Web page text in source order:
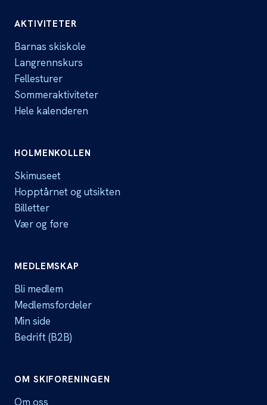
AKTIVITETER
Barnas skiskole
Langrennskurs
Fellesturer
Sommeraktiviteter
Hele kalenderen
HOLMENKOLLEN
Skimuseet
Hopptårnet og utsikten
Billetter
Vær og føre
MEDLEMSKAP
Bli medlem
Medlemsfordeler
Min side
Bedrift (B2B)
OM SKIFORENINGEN
Om oss